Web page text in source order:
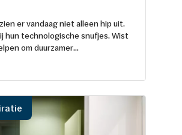
er vandaag niet alleen hip uit.
hun technologische snufjes. Wist
om duurzamer...